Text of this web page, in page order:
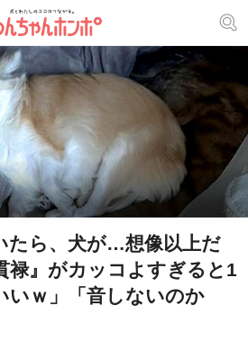
たら、犬が…想像以上だ
禄』がカッコよすぎると1
いｗ」「音しないのか